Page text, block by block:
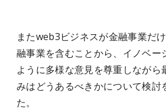
またweb3ビジネスが金融事業だ
融事業を含むことから、イノベー
ように多様な意見を尊重しながら
みはどうあるべきかについて検討
た。